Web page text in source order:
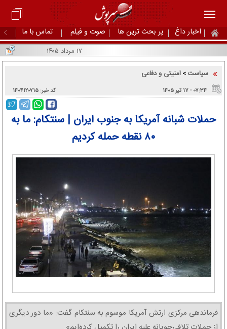
اخبار داغ پر بحث ترین ها صوت و فیلم تماس با ما
۱۷ مرداد ۱۴۰۵
سیاست > امنیتی و دفاعی
۰۷:۳۴ - ۱۷ تير ۱۴۰۵ کد خبر: ۱۴۰۴۱۲۰۷۱۵
حملات شبانه آمریکا به جنوب ایران | سنتکام: ما به
۸۰ نقطه حمله کردیم
فرماندهی مرکزی ارتش آمریکا موسوم به سنتکام گفت: «ما دور دیگری